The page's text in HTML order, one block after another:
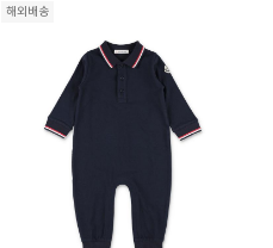
해외배송